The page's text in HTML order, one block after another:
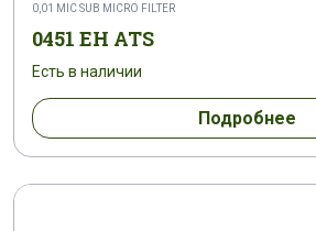
0,01 MIC SUB MICRO FILTER
0451 EH ATS
Есть в наличии
Подробнее